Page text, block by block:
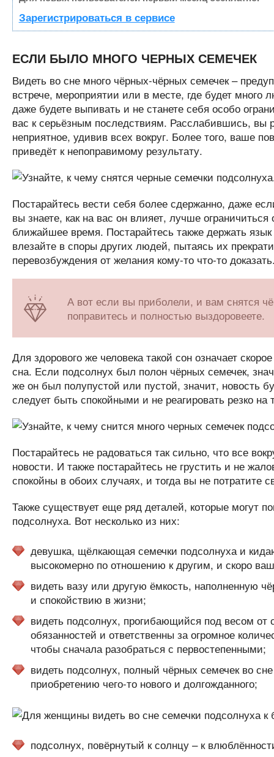
Зарегистрироваться в сервисе
ЕСЛИ БЫЛО МНОГО ЧЕРНЫХ СЕМЕЧЕК
Видеть во сне много чёрных-чёрных семечек –
встрече, мероприятии или в месте, где будет
даже будете выпивать и не станете себя особо
вас к серьёзным последствиям. Расслабившись, вы
неприятное, удивив всех вокруг. Более того, ваше
приведёт к непоправимому результату.
Постарайтесь вести себя более сдержанно, даже
вы знаете, как на вас он влияет, лучше
ближайшее время. Постарайтесь также держать
влезайте в споры других людей, пытаясь их
перевозбуждения от желания кому-то что-то
А вот если вы приболели, и вам снятся
поправитесь и полностью выздоровеете.
Для здорового же человека такой сон означает
сна. Если подсолнух был полон чёрных семечек,
же он был полупустой или пустой, значит, новость
следует быть спокойными и не реагировать резко
Постарайтесь не радоваться так сильно, что все
новости. И также постарайтесь не грустить и не
спокойны в обоих случаях, и тогда вы не потратите
Также существует еще ряд деталей, которые могут
подсолнуха. Вот несколько из них:
девушка, щёлкающая семечки подсолнуха и
высокомерно по отношению к другим, и скоро
видеть вазу или другую ёмкость, наполненную
и спокойствию в жизни;
видеть подсолнух, прогибающийся под весом
обязанностей и ответственны за огромное
чтобы сначала разобраться с первостепенными;
видеть подсолнух, полный чёрных семечек во
приобретению чего-то нового и долгожданного;
подсолнух, повёрнутый к солнцу – к